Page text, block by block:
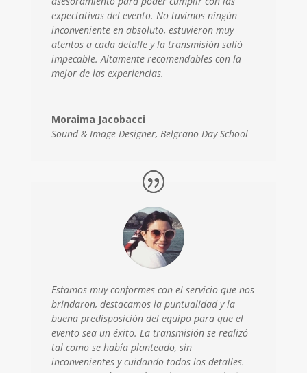
expectativas del evento. No tuvimos ningún
inconveniente en absoluto, estuvieron muy
atentos a cada detalle y la transmisión salió
impecable. Altamente recomendables con la
mejor de las experiencias.
Moraima Jacobacci
Sound & Image Designer, Belgrano Day School
Estamos muy conformes con el servicio que nos
brindaron, destacamos la puntualidad y la
buena predisposición del equipo para que el
evento sea un éxito. La transmisión se realizó
tal como se había planteado, sin
inconvenientes y cuidando todos los detalles.